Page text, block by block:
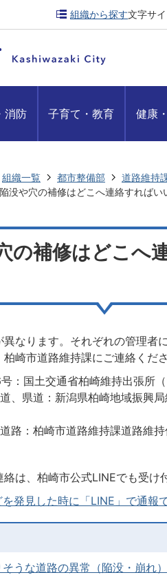
組織から探す文字サ
消防 子育て・教育 健康
組織一覧 都市整備部 道路維持
没や穴の補修はどこへ連絡すればい
の補修はどこへ
なります。それぞれの管理者
崎市道路維持課にご連絡くださ
：国土交通省柏崎維持出張所
、県道：新潟県柏崎地域振興
路：柏崎市道路維持課道路維
は、柏崎市公式LINEでも受け
発見した時に「LINE」で通報
うな道路の異常（陥没・崩れ